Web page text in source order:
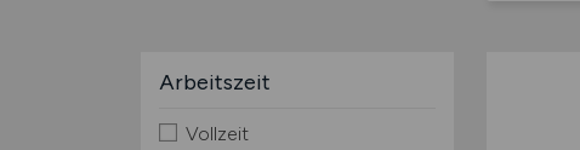
Arbeitszeit
Vollzeit